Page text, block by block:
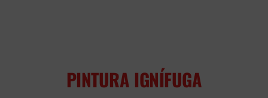
PINTURA IGNÍFUGA